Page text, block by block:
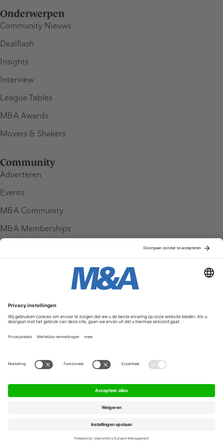
Onderwerpen
Community Nieuws
Dealflash
Insights
Interview
League Tables
M&A Awards
Movers & Shakers
Community
Adverteren
Events
M&A Community
M&A Memberships
Service & Contact
Contact
FAQ
Werken bij ons
Algemene Voorwaarden